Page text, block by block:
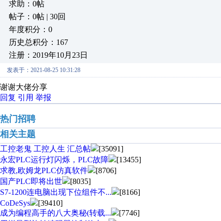
求助：0帖
帖子：0帖 | 30回
年度积分：0
历史总积分：167
注册：2019年10月23日
发表于：2021-08-25 10:31:28
谢谢大佬分享
回复 引用 举报
热门招聘
相关主题
工控老鬼 工控人生 汇总帖
[35091]
永宏PLC运行灯闪烁，PLC故障
[13455]
求教,欧姆龙PLC仿真软件
[8706]
国产PLC即将出世
[8035]
S7-1200连电脑出现下位组件不...
[8166]
CoDeSys
[39410]
成为编程高手的八大奥秘(转载...
[7746]